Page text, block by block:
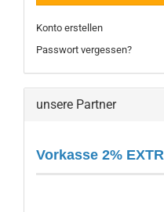
Konto erstellen
Passwort vergessen?
unsere Partner
Vorkasse 2%